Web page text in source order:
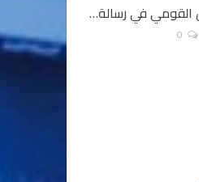
القومي في رسالة…